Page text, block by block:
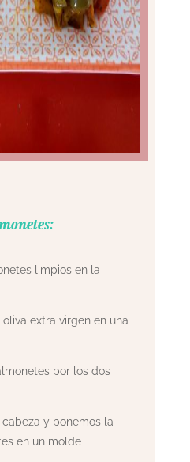
limpios en la
extra virgen en una
por los dos
y ponemos la
en un molde